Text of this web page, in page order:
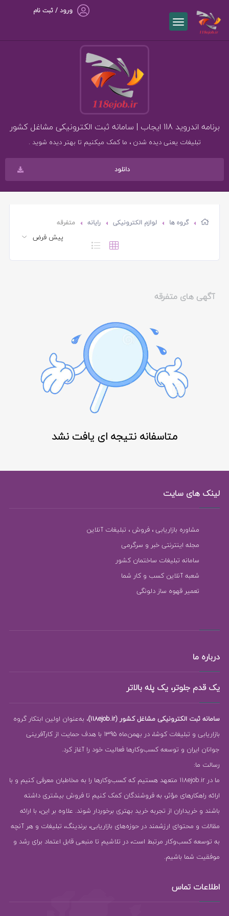
ورود / ثبت نام
برنامه اندروید 118 ایجاب | سامانه ثبت الکترونیکی مشاغل کشور
تبلیغات یعنی دیده شدن ، ما کمک میکنیم تا بهتر دیده شوید .
دانلود
گروه ها لوازم الکترونیکی رایانه متفرقه
آگهی های متفرقه
متاسفانه نتیجه ای یافت نشد
لینک های سایت
مشاوره بازاریابی ، فروش ، تبلیغات آنلاین
مجله اینترنتی خبر و سرگرمی
سامانه تبلیغات ساختمان کشور
شعبه آنلاین کسب و کار شما
تعمیر قهوه ساز دلونگی
درباره ما
یک قدم جلوتر، یک پله بالاتر
سامانه ثبت الکترونیکی مشاغل کشور (118ejob.ir)
، به‌عنوان اولین ابتکار گروه
بازاریابی و تبلیغات کوشا، در بهمن‌ماه 1395 با هدف حمایت از کارآفرینی
جوانان ایران و توسعه کسب‌وکارها فعالیت خود را آغاز کرد.
رسالت ما:
ما در 118ejob.ir متعهد هستیم که کسب‌وکارها را به مخاطبان معرفی کنیم و با
ارائه راهکارهای مؤثر، به فروشندگان کمک کنیم تا فروش بیشتری داشته
باشند و خریداران از تجربه خرید بهتری برخوردار شوند. علاوه بر این، با ارائه
مقالات و محتوای ارزشمند در حوزه‌های بازاریابی، برندینگ، تبلیغات و هر آنچه
به توسعه کسب‌وکار مرتبط است، در تلاشیم تا منبعی قابل اعتماد برای رشد و
موفقیت شما باشیم.
اطلاعات تماس